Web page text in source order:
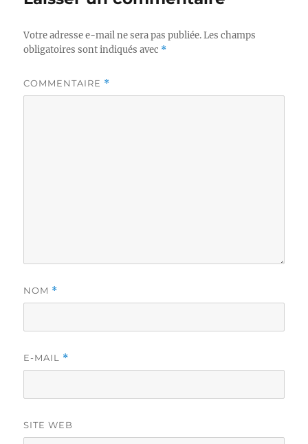
Votre adresse e-mail ne sera pas publiée. Les champs
obligatoires sont indiqués avec *
COMMENTAIRE *
NOM *
E-MAIL *
SITE WEB